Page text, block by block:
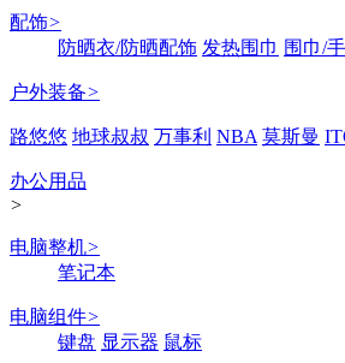
配饰>
防晒衣/防晒配饰 发热围巾 围巾/
户外装备>
路悠悠 地球叔叔 万事利 NBA 莫斯曼
办公用品
>
电脑整机>
笔记本
电脑组件>
键盘 显示器 鼠标